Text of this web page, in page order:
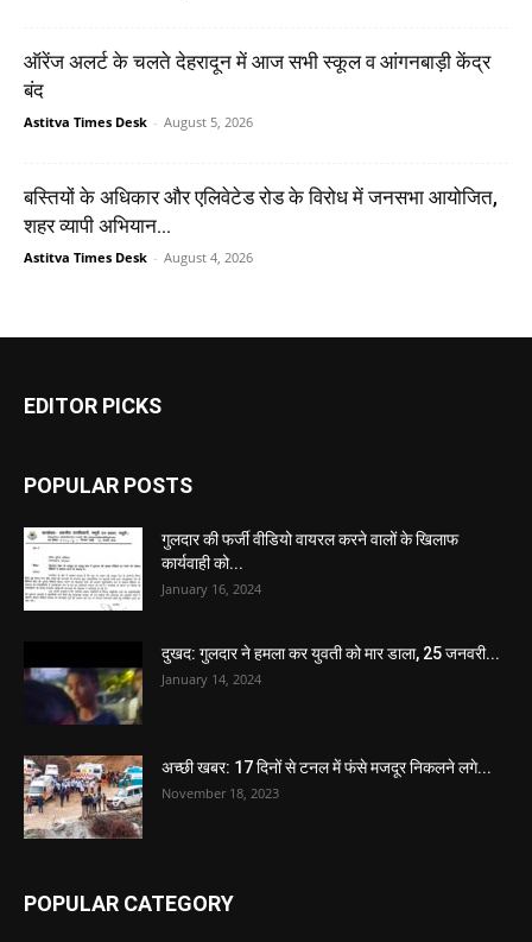
ऑरेंज अलर्ट के चलते देहरादून में आज सभी स्कूल व आंगनबाड़ी केंद्र
बंद
Astitva Times Desk - August 5, 2026
बस्तियों के अधिकार और एलिवेटेड रोड के विरोध में जनसभा आयोजित,
शहर व्यापी अभियान...
Astitva Times Desk - August 4, 2026
EDITOR PICKS
POPULAR POSTS
गुलदार की फर्जी वीडियो वायरल करने वालों के खिलाफ
कार्यवाही को...
January 16, 2024
दुखद: गुलदार ने हमला कर युवती को मार डाला, 25 जनवरी...
January 14, 2024
अच्छी खबर: 17 दिनों से टनल में फंसे मजदूर निकलने लगे...
November 18, 2023
POPULAR CATEGORY